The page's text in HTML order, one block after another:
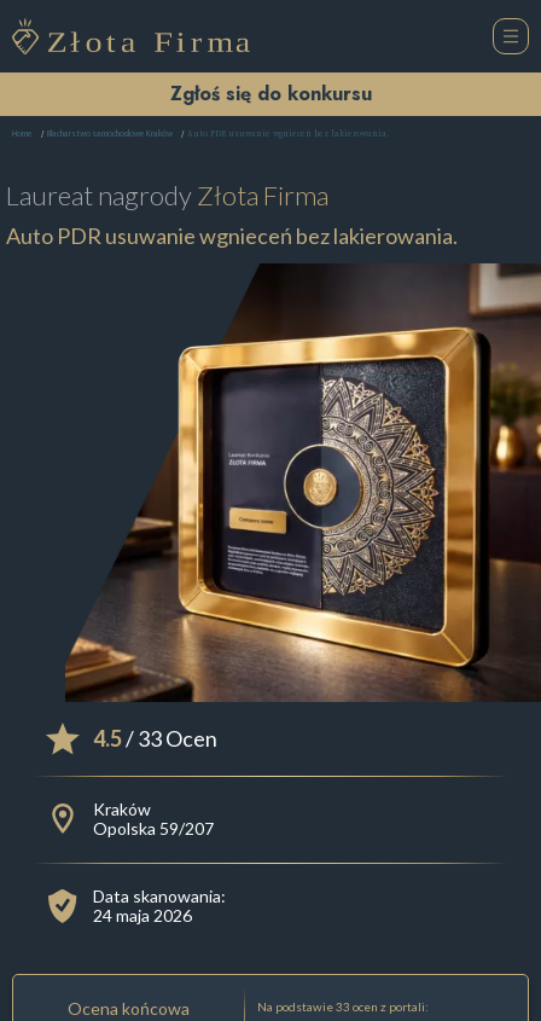
Zgłoś się do konkursu
Home Blacharstwo samochodowe Kraków Auto PDR usuwanie wgnieceń bez lakierowania.
Laureat nagrodyZłota Firma
Auto PDR usuwanie wgnieceń bez lakierowania.
4.5/ 33 Ocen
Kraków
Opolska 59/207
Data skanowania:
24 maja 2026
Ocena końcowa Na podstawie 33 ocen z portali: